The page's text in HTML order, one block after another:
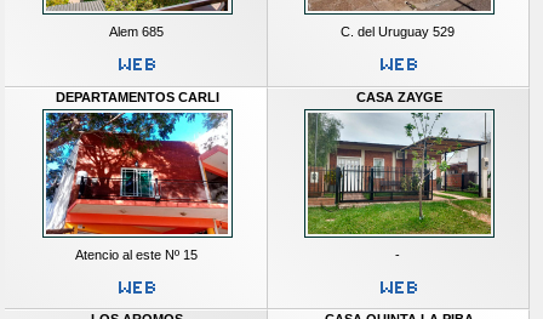
Alem 685 C. del Uruguay 529
DEPARTAMENTOS CARLI
Atencio al este Nº 15
CASA ZAYGE
-